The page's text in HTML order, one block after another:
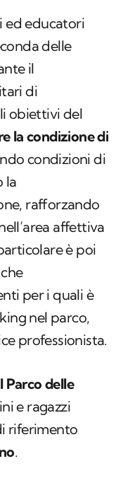
ed educatori
delle
il
di
obiettivi del
la condizione di
condizioni di
la
rafforzando
affettiva
è poi
per i quali è
nel parco,
professionista.
Parco delle
e ragazzi
riferimento
.